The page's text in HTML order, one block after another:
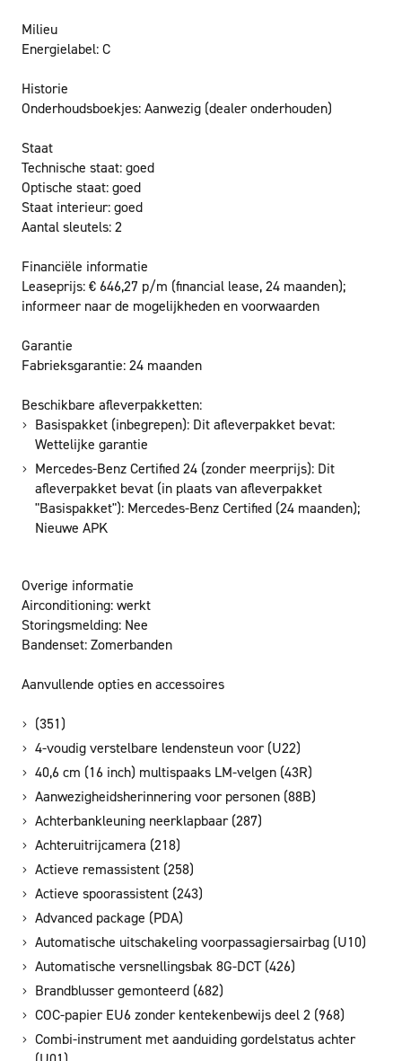
Milieu
Energielabel:C
Historie
Onderhoudsboekjes:Aanwezig (dealer onderhouden)
Staat
Technische staat:goed
Optische staat:goed
Staat interieur:goed
Aantal sleutels:2
Financiële informatie
Leaseprijs:€ 646,27 p/m (financial lease, 24 maanden);
informeer naar de mogelijkheden en voorwaarden
Garantie
Fabrieksgarantie:24 maanden
Beschikbare afleverpakketten:
Basispakket (inbegrepen): Dit afleverpakket bevat:
Wettelijke garantie
Mercedes-Benz Certified 24 (zonder meerprijs): Dit
afleverpakket bevat (in plaats van afleverpakket
"Basispakket"): Mercedes-Benz Certified (24 maanden);
Nieuwe APK
Overige informatie
Airconditioning:werkt
Storingsmelding: Nee
Bandenset:Zomerbanden
Aanvullende opties en accessoires
(351)
4-voudig verstelbare lendensteun voor (U22)
40,6 cm (16 inch) multispaaks LM-velgen (43R)
Aanwezigheidsherinnering voor personen (88B)
Achterbankleuning neerklapbaar (287)
Achteruitrijcamera (218)
Actieve remassistent (258)
Actieve spoorassistent (243)
Advanced package (PDA)
Automatische uitschakeling voorpassagiersairbag (U10)
Automatische versnellingsbak 8G-DCT (426)
Brandblusser gemonteerd (682)
COC-papier EU6 zonder kentekenbewijs deel 2 (968)
Combi-instrument met aanduiding gordelstatus achter